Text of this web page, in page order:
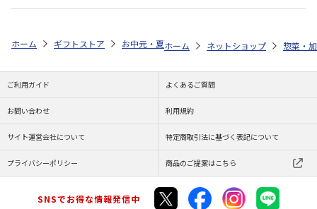
ホーム ギフトストア お中元・夏ギフト特集 2026 ゆうゆうギフト
ホーム ネットショップ 惣菜・
ご利用ガイド よくあるご質問
お問い合わせ 利用規約
サイト運営会社について 特定商取引法に基づく表記について
プライバシーポリシー 商品のご提案はこちら
SNSでお得な情報発信中